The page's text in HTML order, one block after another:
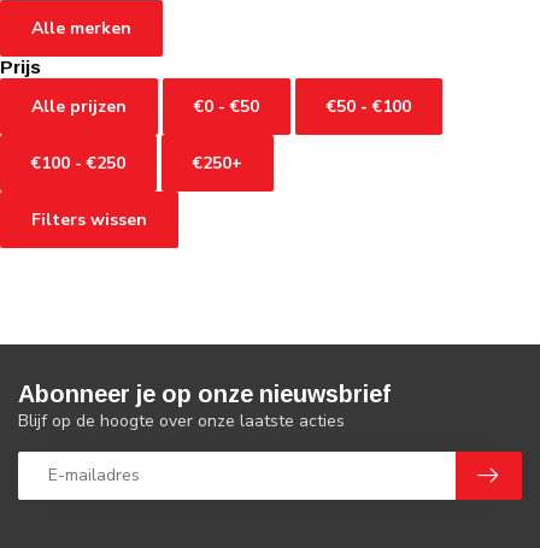
Alle merken
Prijs
Alle prijzen €0 - €50 €50 - €100
€100 - €250 €250+
Filters wissen
Abonneer je op onze nieuwsbrief
Blijf op de hoogte over onze laatste acties